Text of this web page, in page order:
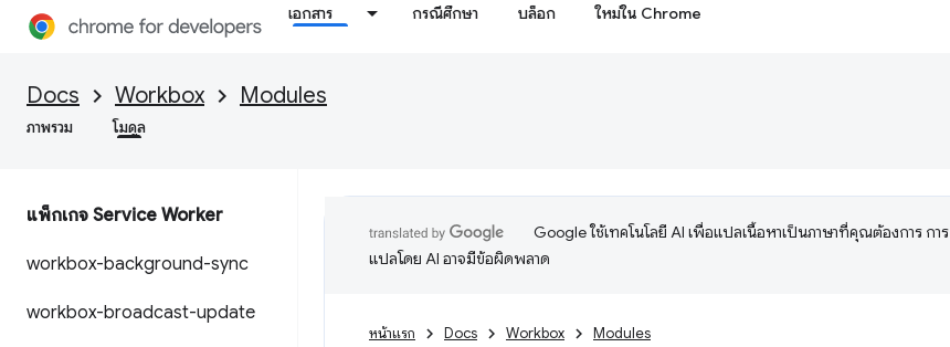
เอกสาร กรณีศึกษา บล็อก ใหม่ใน Chrome
Docs Workbox Modules
ภาพรวม โมดูล
แพ็กเกจ Service Worker
workbox-background-sync
workbox-broadcast-update
Google ใช้เทคโนโลยี AI เพื่อแปลเนื้อหาเป็นภาษาที่คุณต้องการ การ
แปลโดย AI อาจมีข้อผิดพลาด
หน้าแรก Docs Workbox Modules